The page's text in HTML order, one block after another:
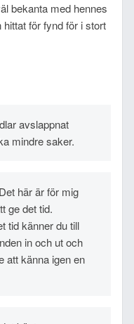
bekanta med hennes
för fynd för i stort
avslappnat
mindre saker.
här är för mig
ge det tid.
tid känner du till
in och ut och
att känna igen en